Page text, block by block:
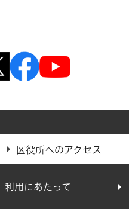
区役所へのアクセス
利用にあたって